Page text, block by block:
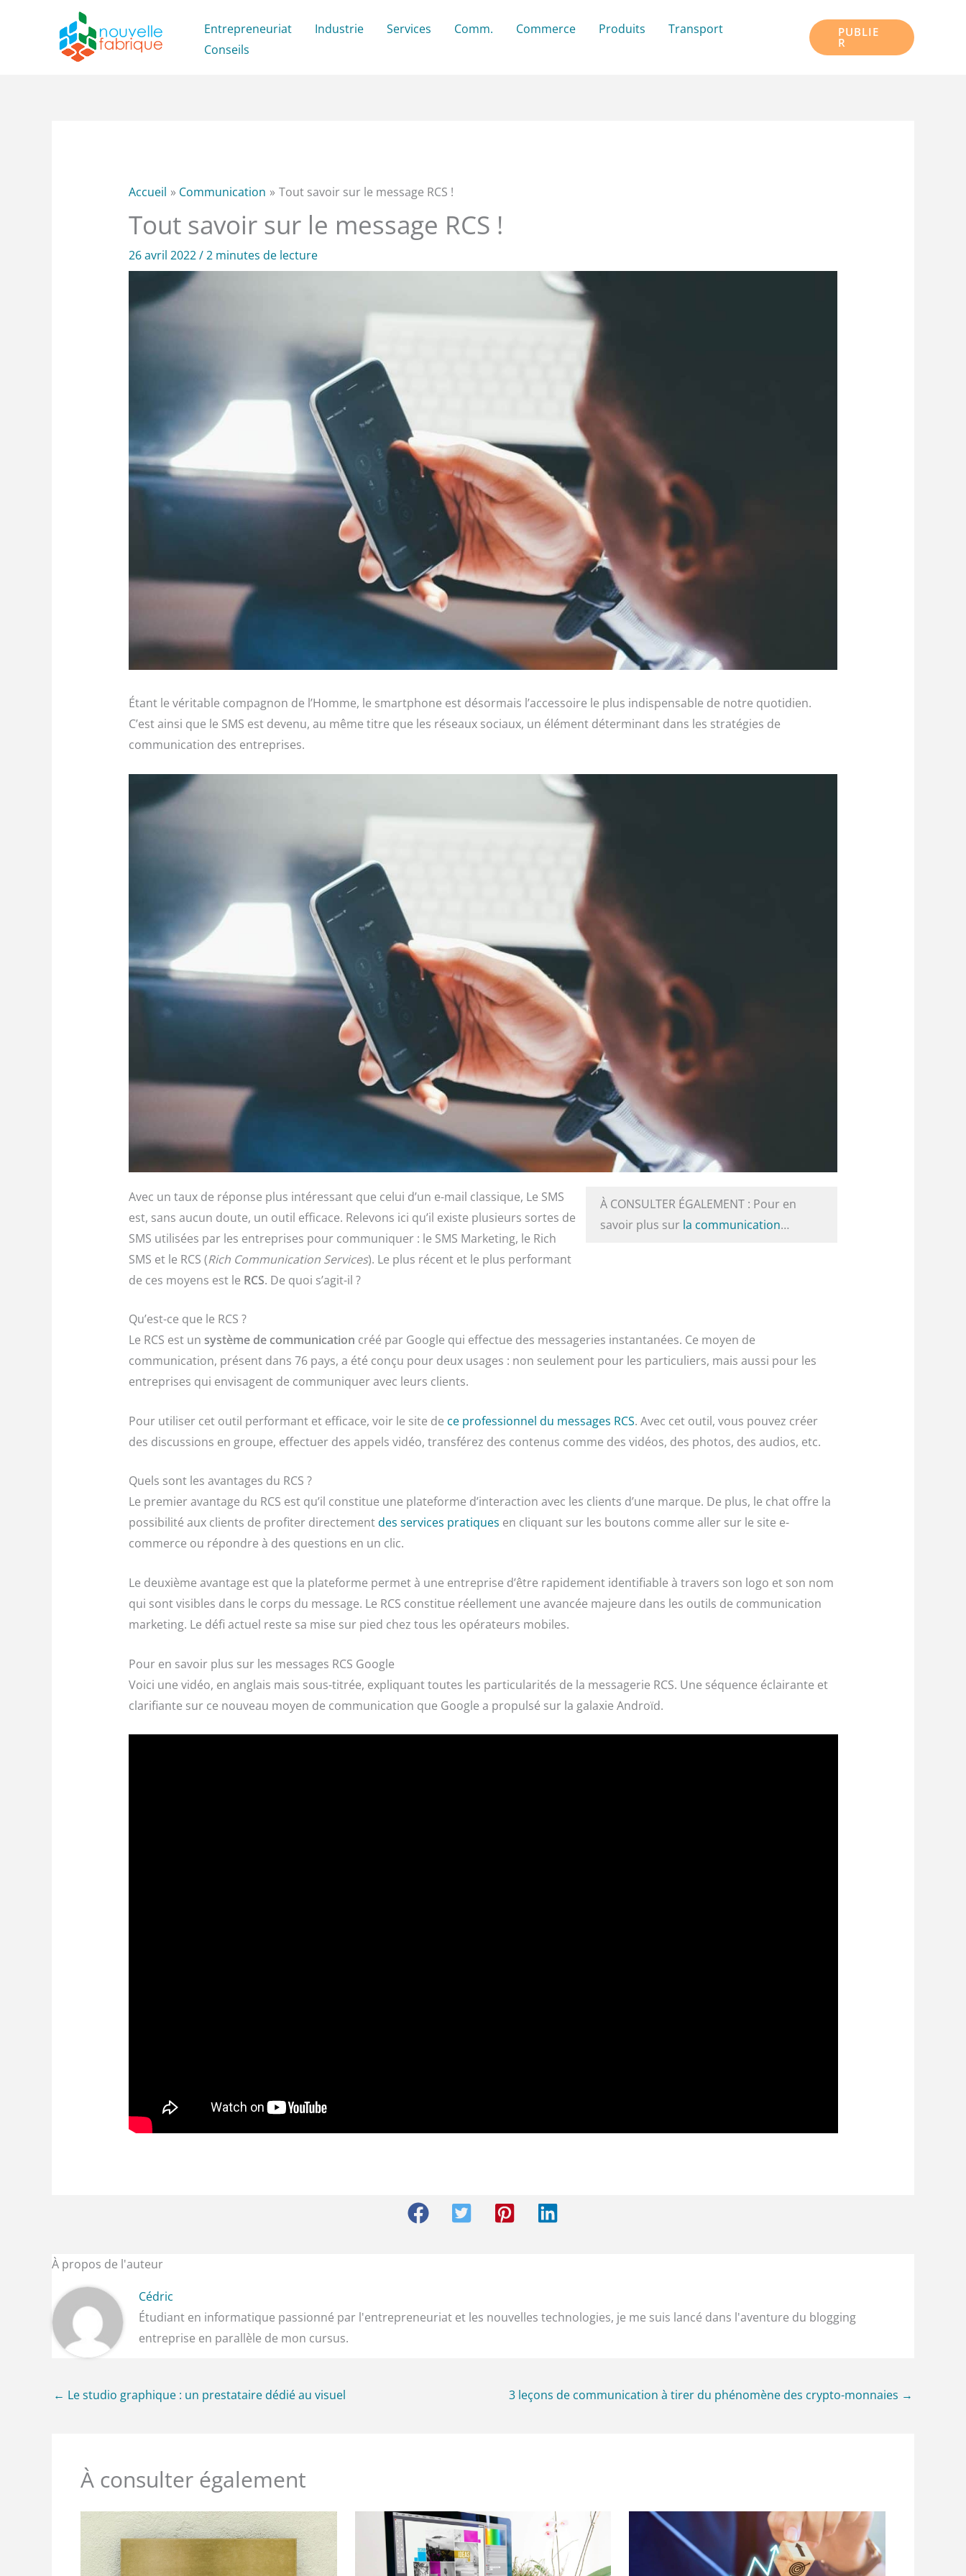
Entrepreneuriat Industrie Services Comm. Commerce Produits
Transport
Conseils
PUBLIE
R
Accueil Communication Tout savoir sur le message RCS !
Tout savoir sur le message RCS !
26 avril 2022/2 minutes de lecture
Étant le véritable compagnon de l’Homme, le smartphone est désormais l’accessoire le plus indispensable de notre quotidien.
C’est ainsi que le SMS est devenu, au même titre que les réseaux sociaux, un élément déterminant dans les stratégies de
communication des entreprises.
À CONSULTER ÉGALEMENT : Pour en
savoir plus sur la communication…
Avec un taux de réponse plus intéressant que celui d’un e-mail classique, Le SMS
est, sans aucun doute, un outil efficace. Relevons ici qu’il existe plusieurs sortes de
SMS utilisées par les entreprises pour communiquer : le SMS Marketing, le Rich
SMS et le RCS (Rich Communication Services). Le plus récent et le plus performant
de ces moyens est le RCS. De quoi s’agit-il ?
Qu’est-ce que le RCS ?
Le RCS est un système de communication créé par Google qui effectue des messageries instantanées. Ce moyen de
communication, présent dans 76 pays, a été conçu pour deux usages : non seulement pour les particuliers, mais aussi pour les
entreprises qui envisagent de communiquer avec leurs clients.
Pour utiliser cet outil performant et efficace, voir le site de ce professionnel du messages RCS. Avec cet outil, vous pouvez créer
des discussions en groupe, effectuer des appels vidéo, transférez des contenus comme des vidéos, des photos, des audios, etc.
Quels sont les avantages du RCS ?
Le premier avantage du RCS est qu’il constitue une plateforme d’interaction avec les clients d’une marque. De plus, le chat offre la
possibilité aux clients de profiter directementdes services pratiques en cliquant sur les boutons comme aller sur le site e-
commerce ou répondre à des questions en un clic.
Le deuxième avantage est que la plateforme permet à une entreprise d’être rapidement identifiable à travers son logo et son nom
qui sont visibles dans le corps du message. Le RCS constitue réellement une avancée majeure dans les outils de communication
marketing. Le défi actuel reste sa mise sur pied chez tous les opérateurs mobiles.
Pour en savoir plus sur les messages RCS Google
Voici une vidéo, en anglais mais sous-titrée, expliquant toutes les particularités de la messagerie RCS. Une séquence éclairante et
clarifiante sur ce nouveau moyen de communication que Google a propulsé sur la galaxie Androïd.
À propos de l'auteur
Cédric
Étudiant en informatique passionné par l'entrepreneuriat et les nouvelles technologies, je me suis lancé dans l'aventure du blogging
entreprise en parallèle de mon cursus.
← Le studio graphique : un prestataire dédié au visuel 3 leçons de communication à tirer du phénomène des crypto-monnaies →
À consulter également